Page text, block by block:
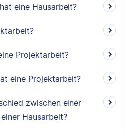
eine Hausarbeit?
Projektarbeit?
eine Projektarbeit?
zwischen einer
Hausarbeit?